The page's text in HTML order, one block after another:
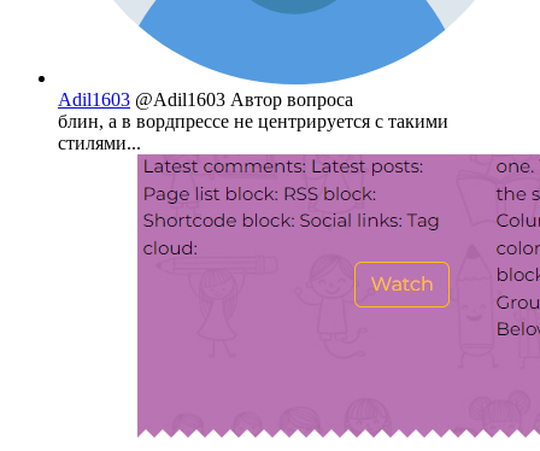
Adil1603 @Adil1603 Автор вопроса
блин, а в вордпрессе не центрируется с такими
стилями...